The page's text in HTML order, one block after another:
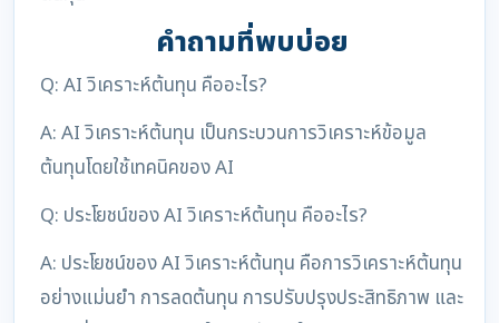
คำถามที่พบบ่อย
Q: AI วิเคราะห์ต้นทุน คืออะไร?
A: AI วิเคราะห์ต้นทุน เป็นกระบวนการวิเคราะห์ข้อมูล
ต้นทุนโดยใช้เทคนิคของ AI
Q: ประโยชน์ของ AI วิเคราะห์ต้นทุน คืออะไร?
A: ประโยชน์ของ AI วิเคราะห์ต้นทุน คือการวิเคราะห์ต้นทุน
อย่างแม่นยำ การลดต้นทุน การปรับปรุงประสิทธิภาพ และ